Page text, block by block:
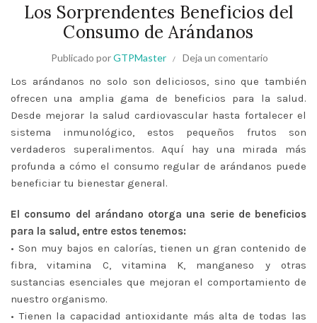
Los Sorprendentes Beneficios del
Consumo de Arándanos
Publicado porGTPMaster Deja un comentario
Los arándanos no solo son deliciosos, sino que también
ofrecen una amplia gama de beneficios para la salud.
Desde mejorar la salud cardiovascular hasta fortalecer el
sistema inmunológico, estos pequeños frutos son
verdaderos superalimentos. Aquí hay una mirada más
profunda a cómo el consumo regular de arándanos puede
beneficiar tu bienestar general.
El consumo del arándano otorga una serie de beneficios
para la salud, entre estos tenemos:
• Son muy bajos en calorías, tienen un gran contenido de
fibra, vitamina C, vitamina K, manganeso y otras
sustancias esenciales que mejoran el comportamiento de
nuestro organismo.
• Tienen la capacidad antioxidante más alta de todas las